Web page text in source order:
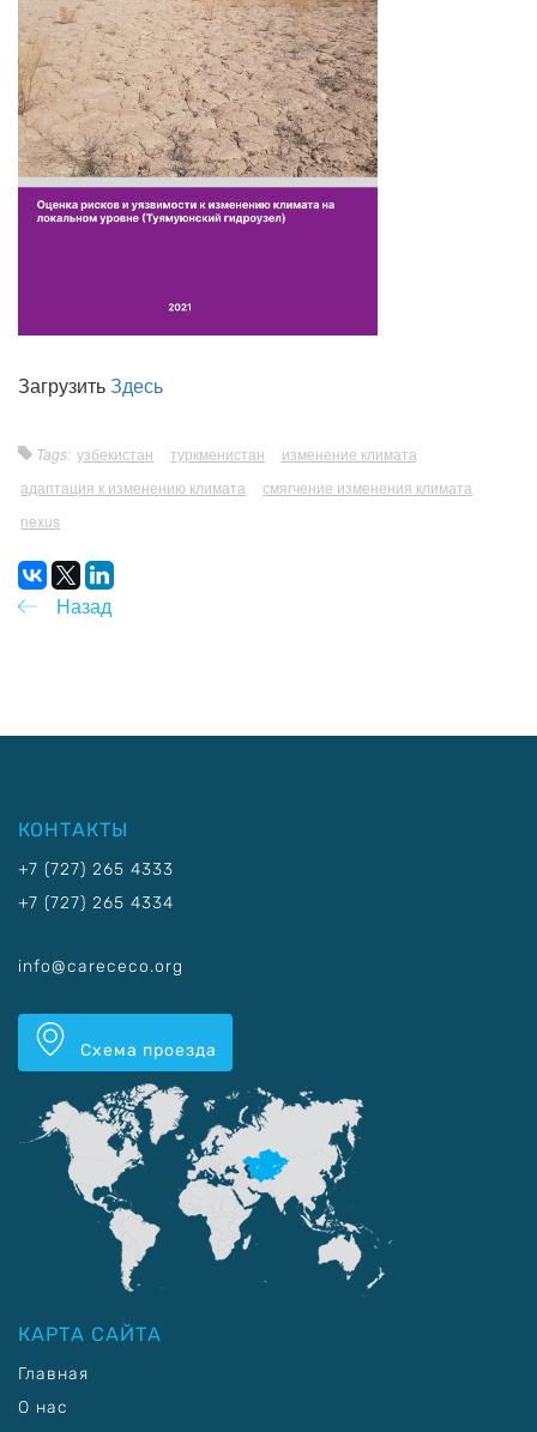
ЗагрузитьЗдесь
Tags: узбекистан туркменистан
изменение климата
адаптация к изменению климата
смягчение изменения климата
nexus
Назад
КОНТАКТЫ
+7 (727) 265 4333
+7 (727) 265 4334
info@carececo.org
Схема проезда
КАРТА САЙТА
Главная
О нас